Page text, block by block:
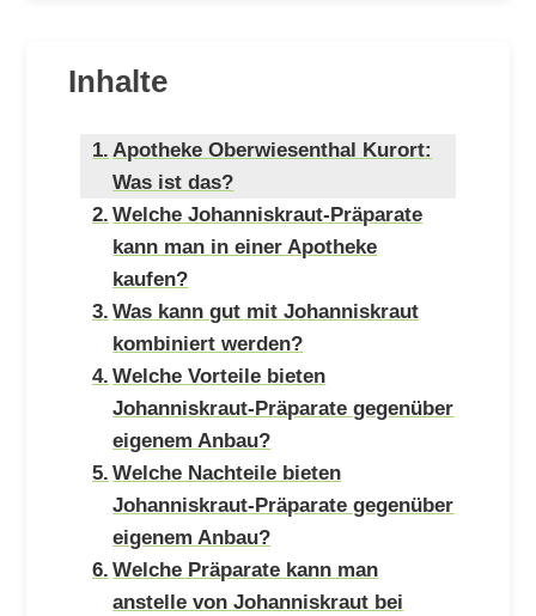
Inhalte
Apotheke Oberwiesenthal Kurort:
Was ist das?
Welche Johanniskraut-Präparate
kann man in einer Apotheke
kaufen?
Was kann gut mit Johanniskraut
kombiniert werden?
Welche Vorteile bieten
Johanniskraut-Präparate gegenüber
eigenem Anbau?
Welche Nachteile bieten
Johanniskraut-Präparate gegenüber
eigenem Anbau?
Welche Präparate kann man
anstelle von Johanniskraut bei